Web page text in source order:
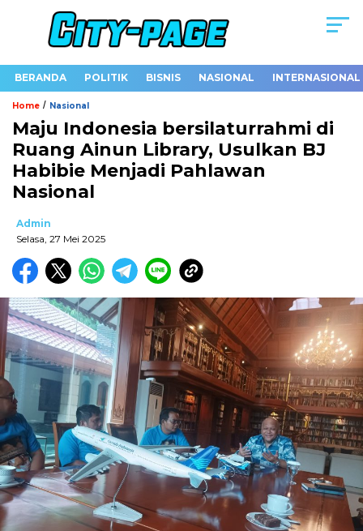
BERANDA POLITIK BISNIS NASIONAL INTERNASIONAL
Home / Nasional
Maju Indonesia bersilaturrahmi di
Ruang Ainun Library, Usulkan BJ
Habibie Menjadi Pahlawan
Nasional
Admin
Selasa, 27 Mei 2025